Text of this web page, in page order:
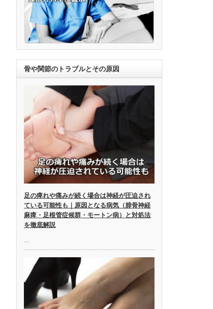
骨や関節のトラブルとその原因
足の痺れや痛みが続く場合は神経が圧迫され
ている可能性も｜原因となる病気（腓骨神経
麻痺・足根管症候群・モートン病）と対処法
を徹底解説